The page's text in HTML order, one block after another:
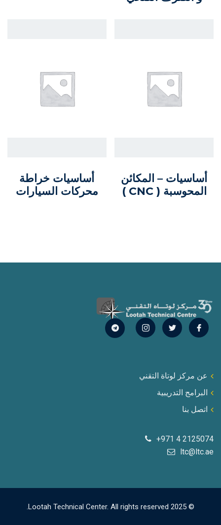
أساسيات – المكائن
المحوسبة ( CNC )
أساسيات خراطة
محركات السيارات
عن مركز لوتاة التقني
البرامج التدريبية
اتصل بنا
+971 4 2125074
ltc@ltc.ae
© 2025 Lootah Technical Center. All rights reserved.